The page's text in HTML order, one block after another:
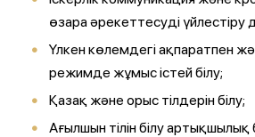
өзара әрекеттесуді үйлестіру
Үлкен көлемдегі ақпаратпен
режимде жұмыс істей білу;
Қазақ және орыс тілдерін білу;
Ағылшын тілін білу